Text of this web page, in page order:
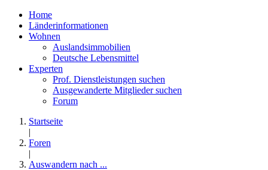
Home
Länderinformationen
Wohnen
Auslandsimmobilien
Deutsche Lebensmittel
Experten
Prof. Dienstleistungen suchen
Ausgewanderte Mitglieder suchen
Forum
Startseite
|
Foren
|
Auswandern nach ...